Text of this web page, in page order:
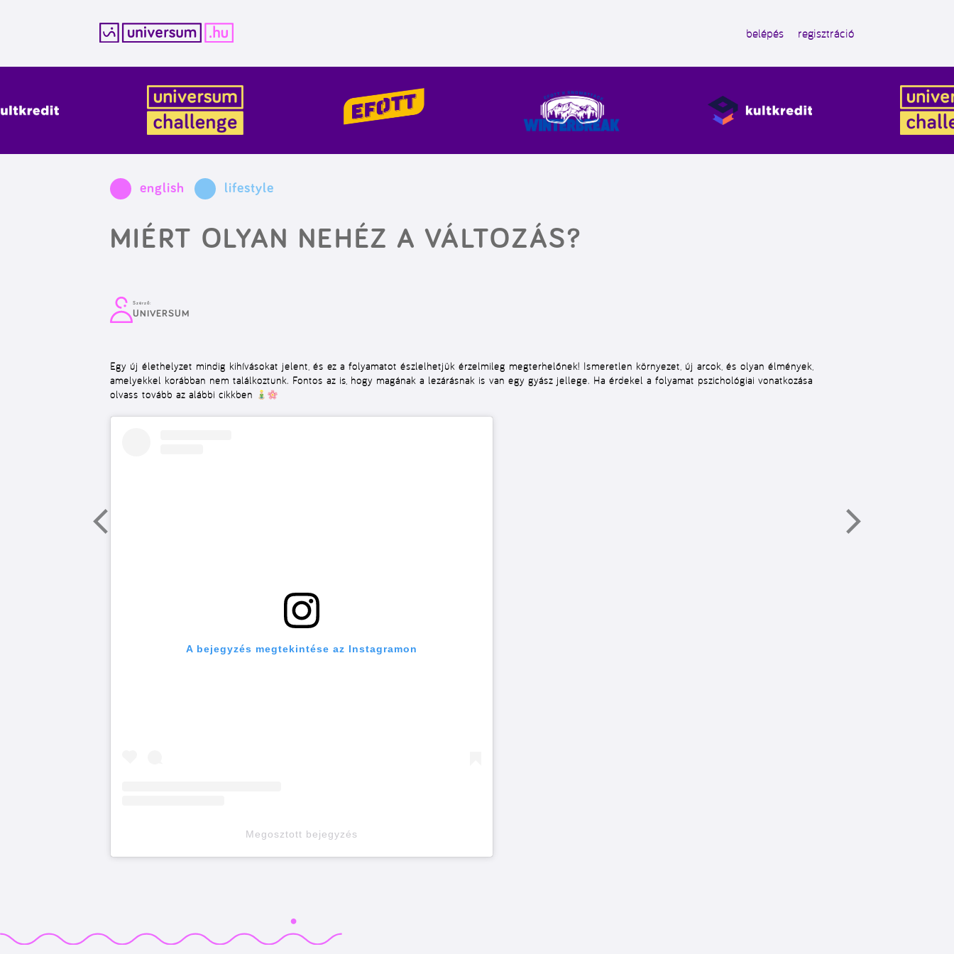
belépés regisztráció
english lifestyle
MIÉRT OLYAN NEHÉZ A VÁLTOZÁS?
Szerző:
UNIVERSUM
Egy új élethelyzet mindig kihívásokat jelent, és ez a folyamatot észlelhetjük érzelmileg megterhelőnek! Ismeretlen környezet, új arcok, és olyan élmények,
amelyekkel korábban nem találkoztunk. Fontos az is, hogy magának a lezárásnak is van egy gyász jellege. Ha érdekel a folyamat pszichológiai vonatkozása
olvass tovább az alábbi cikkben
A bejegyzés megtekintése az Instagramon
Megosztott bejegyzés